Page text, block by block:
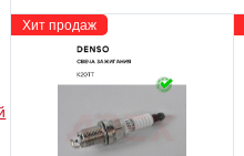
Хит продаж